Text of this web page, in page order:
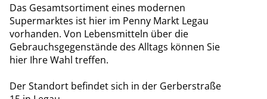
Das Gesamtsortiment eines modernen
Supermarktes ist hier im Penny Markt Legau
vorhanden. Von Lebensmitteln über die
Gebrauchsgegenstände des Alltags können Sie
hier Ihre Wahl treffen.
Der Standort befindet sich in der Gerberstraße